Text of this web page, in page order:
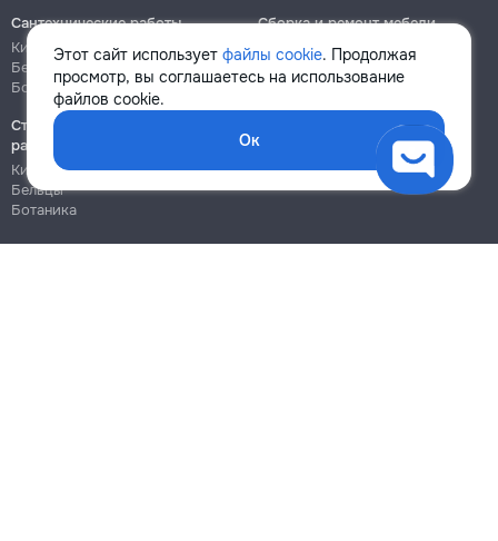
Этот сайт использует файлы cookie. Продолжая
просмотр, вы соглашаетесь на использование
файлов cookie.
Ок
Сантехнические работы
Кишинёв
Бельцы
Ботаника
Сборка и ремонт мебели
Кишинёв
Ботаника
Строительно-монтажные
работы
Кишинёв
Бельцы
Ботаника